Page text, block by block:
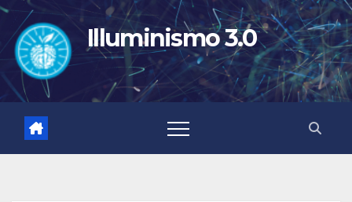
Salta
contenuto
Illuminismo 3.0